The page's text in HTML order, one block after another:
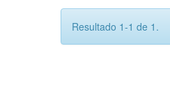
Resultado 1-1 de 1.